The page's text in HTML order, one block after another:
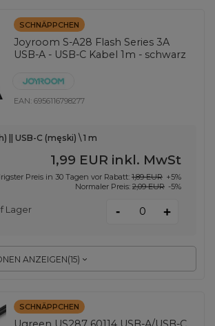
SCHNÄPPCHEN
Joyroom S-A28 Flash Series 3A
USB-A - USB-C Kabel 1m - schwarz
EAN:6956116798277
ANZEIGEN(15)
|| USB-C (męski) \ 1 m
1,99 EUR inkl. MwSt
Preis in 30 Tagen vor Rabatt: 1,89 EUR +5%
Normaler Preis: 2,09 EUR -5%
Lager - +
SCHNÄPPCHEN